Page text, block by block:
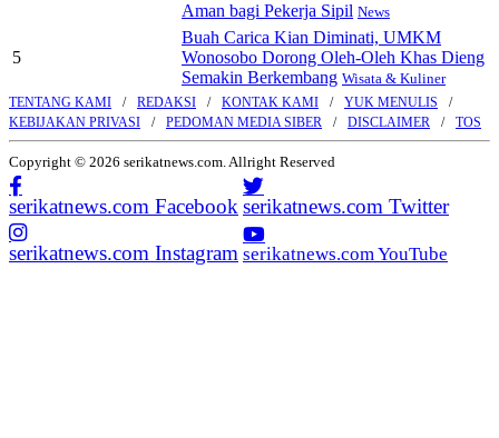
Aman bagi Pekerja Sipil News
5
Buah Carica Kian Diminati, UMKM
Wonosobo Dorong Oleh-Oleh Khas Dieng
Semakin Berkembang Wisata & Kuliner
TENTANG KAMI REDAKSI KONTAK KAMI
YUK MENULIS
KEBIJAKAN PRIVASI
PEDOMAN MEDIA SIBER DISCLAIMER TOS
Copyright © 2026 serikatnews.com. Allright Reserved
serikatnews.com Facebook serikatnews.com Twitter
serikatnews.com Instagram serikatnews.com YouTube